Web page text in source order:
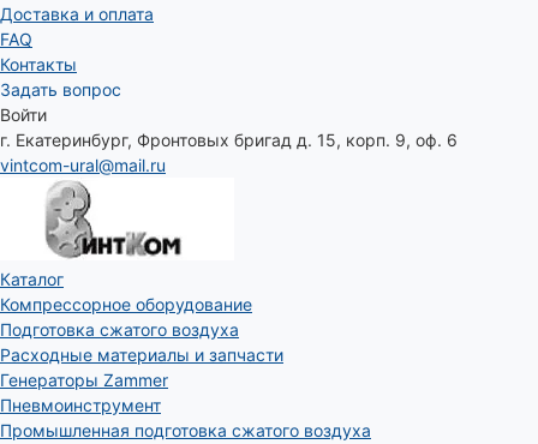
Доставка и оплата
FAQ
Контакты
Задать вопрос
Войти
г. Екатеринбург, Фронтовых бригад д. 15, корп. 9, оф. 6
vintcom-ural@mail.ru
Каталог
Компрессорное оборудование
Подготовка сжатого воздуха
Расходные материалы и запчасти
Генераторы Zammer
Пневмоинструмент
Промышленная подготовка сжатого воздуха